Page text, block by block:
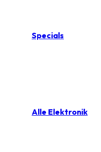
Specials
Alle Elektronik